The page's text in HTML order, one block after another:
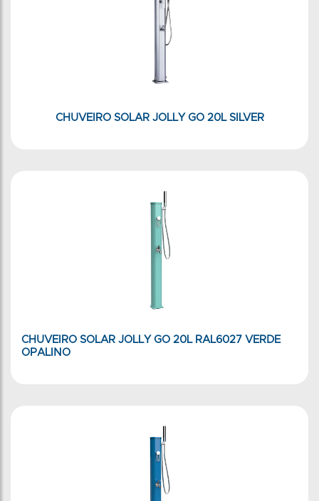
CHUVEIRO SOLAR JOLLY GO 20L SILVER
CHUVEIRO SOLAR JOLLY GO 20L RAL6027 VERDE
OPALINO